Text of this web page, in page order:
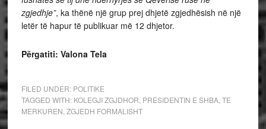
zgjedhje”, ka thënë një grup prej dhjetë zgjedhësish në një
letër të hapur të publikuar më 12 dhjetor.
Përgatiti: Valona Tela
FILED UNDER: POLITIKE
TAGGED WITH: KOLEGJI ZGJDHOR PRESIDENTIN E SHBA, TE
MERKUREN ZGJEDH FORMALISHT